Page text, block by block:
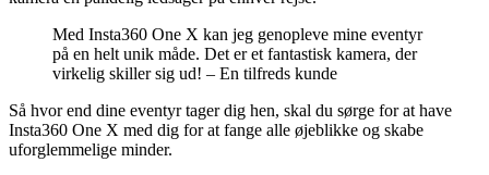
Med Insta360 One X kan jeg genopleve mine eventyr
på en helt unik måde. Det er et fantastisk kamera, der
virkelig skiller sig ud! – En tilfreds kunde
Så hvor end dine eventyr tager dig hen, skal du sørge for at have
Insta360 One X med dig for at fange alle øjeblikke og skabe
uforglemmelige minder.